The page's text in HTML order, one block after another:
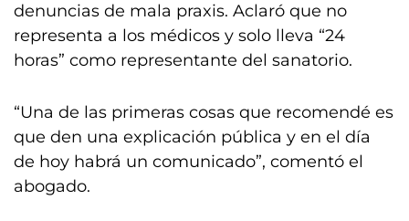
denuncias de mala praxis. Aclaró que no
representa a los médicos y solo lleva “24
horas” como representante del sanatorio.
“Una de las primeras cosas que recomendé es
que den una explicación pública y en el día
de hoy habrá un comunicado”, comentó el
abogado.